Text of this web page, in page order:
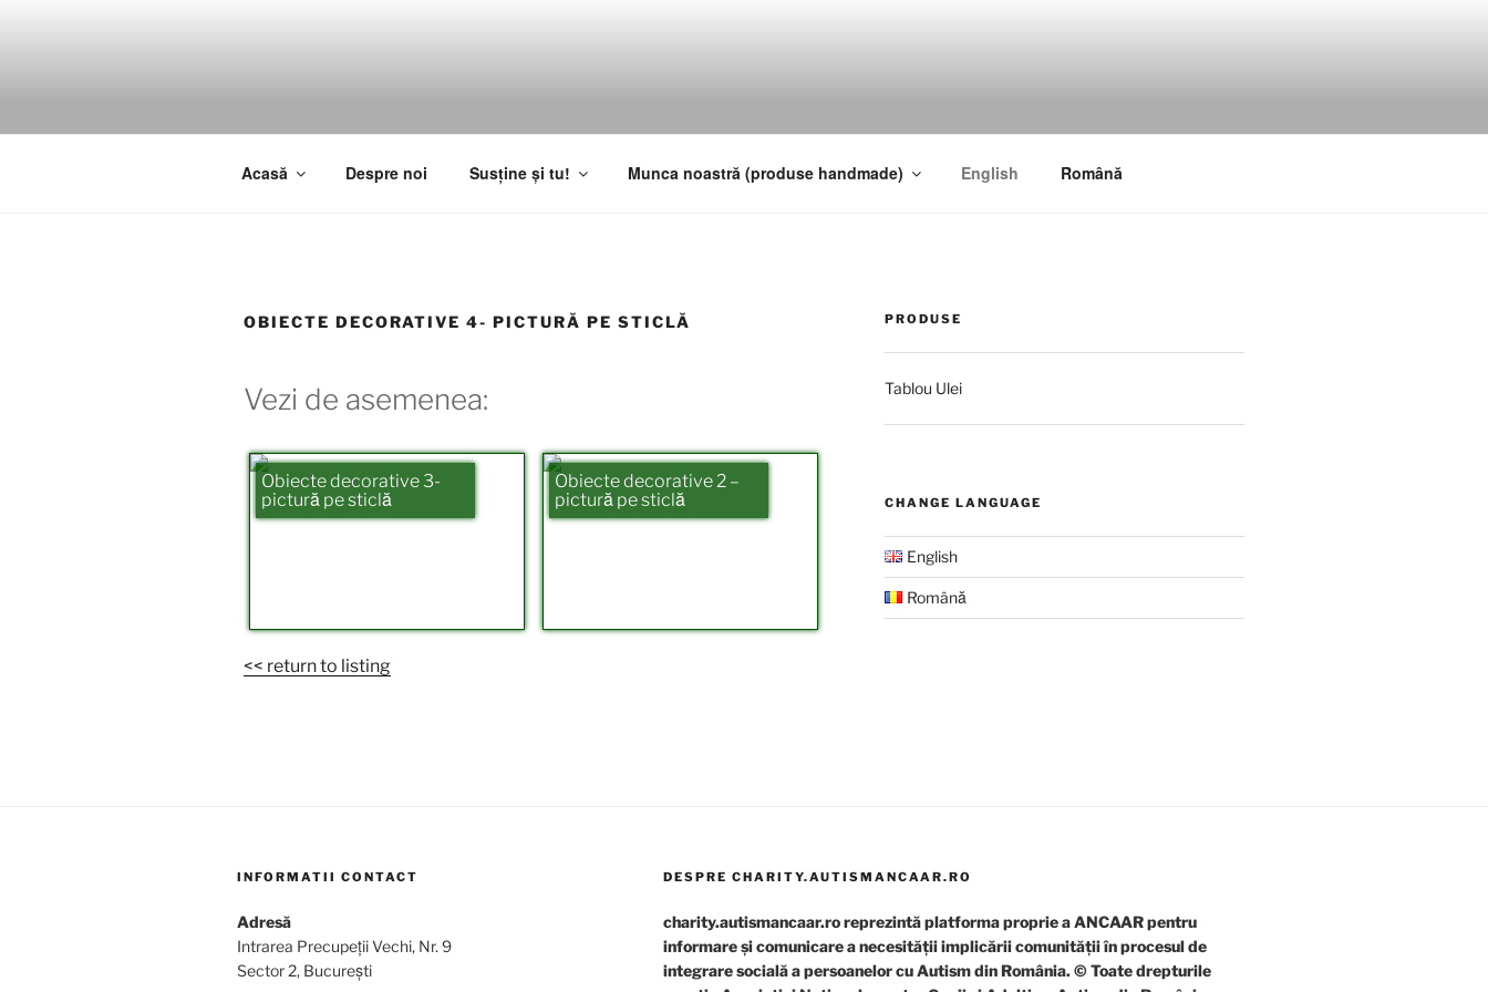
Acasă Despre noi Susține și tu! Munca noastră (produse handmade) English Română
OBIECTE DECORATIVE 4- PICTURĂ PE STICLĂ
Vezi de asemenea:
Obiecte decorative 3-
pictură pe sticlă
Obiecte decorative 2 –
pictură pe sticlă
<< return to listing
PRODUSE
Tablou Ulei
CHANGE LANGUAGE
English
Română
INFORMATII CONTACT
Adresă
Intrarea Precupeții Vechi, Nr. 9
Sector 2, București
DESPRE CHARITY.AUTISMANCAAR.RO
charity.autismancaar.ro reprezintă platforma proprie a ANCAAR pentru
informare și comunicare a necesității implicării comunității în procesul de
integrare socială a persoanelor cu Autism din România. © Toate drepturile